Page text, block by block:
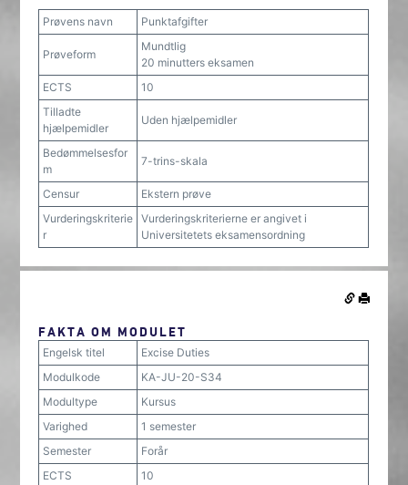
Prøvens navn Punktafgifter
Prøveform
Mundtlig
20 minutters eksamen
ECTS
10
Tilladte
hjælpemidler
Uden hjælpemidler
Bedømmelsesfor
m
7-trins-skala
Censur
Ekstern prøve
Vurderingskriterie
r
Vurderingskriterierne er angivet i
Universitetets eksamensordning
FAKTA OM MODULET
Engelsk titel
Excise Duties
Modulkode
KA-JU-20-S34
Modultype
Kursus
Varighed
1 semester
Semester
Forår
ECTS
10